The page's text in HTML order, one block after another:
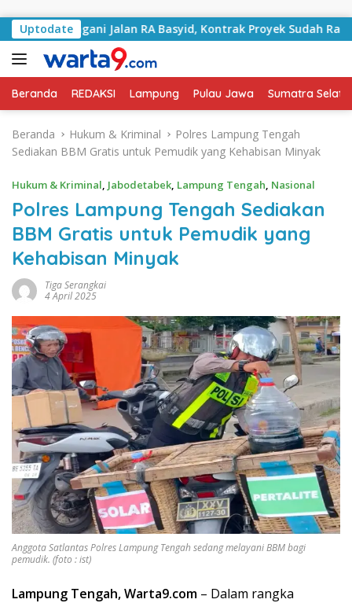
Uptodate
Tangani Jalan RA Basyid, Kontrak Proyek Sudah Rampung
Beranda REDAKSI Lampung Pulau Jawa Sumatra
Beranda Hukum & Kriminal
Polres Lampung Tengah
Sediakan BBM Gratis untuk Pemudik yang Kehabisan Minyak
Hukum & Kriminal, Jabodetabek, Lampung Tengah, Nasional
Polres Lampung Tengah Sediakan
BBM Gratis untuk Pemudik yang
Kehabisan Minyak
Tiga Serangkai
4 April 2025
Anggota Satlantas Polres Lampung Tengah sedang melayani BBM bagi
pemudik. (foto : ist)
Lampung Tengah, Warta9.com – Dalam rangka